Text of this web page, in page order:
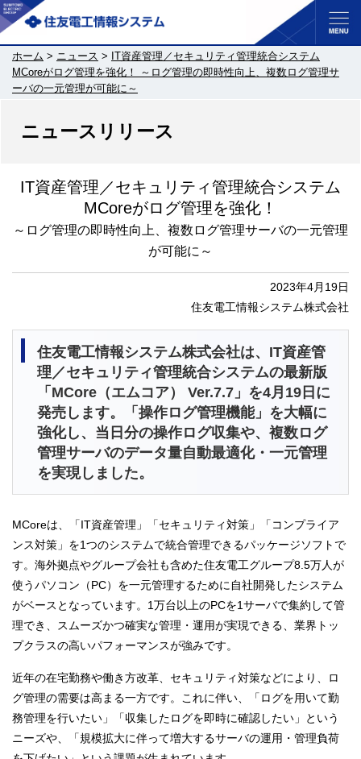
ホーム > ニュース > IT資産管理／セキュリティ管理統合システム
MCoreがログ管理を強化！ ～ログ管理の即時性向上、複数ログ管理サ
ーバの一元管理が可能に～
ニュースリリース
IT資産管理／セキュリティ管理統合システム
MCoreがログ管理を強化！
～ログ管理の即時性向上、複数ログ管理サーバの一元管理
が可能に～
2023年4月19日
住友電工情報システム株式会社
住友電工情報システム株式会社は、IT資産管
理／セキュリティ管理統合システムの最新版
「MCore（エムコア） Ver.7.7」を4月19日に
発売します。「操作ログ管理機能」を大幅に
強化し、当日分の操作ログ収集や、複数ログ
管理サーバのデータ量自動最適化・一元管理
を実現しました。
MCoreは、「IT資産管理」「セキュリティ対策」「コンプライア
ンス対策」を1つのシステムで統合管理できるパッケージソフトで
す。海外拠点やグループ会社も含めた住友電工グループ8.5万人が
使うパソコン（PC）を一元管理するために自社開発したシステム
がベースとなっています。1万台以上のPCを1サーバで集約して管
理でき、スムーズかつ確実な管理・運用が実現できる、業界トッ
プクラスの高いパフォーマンスが強みです。
近年の在宅勤務や働き方改革、セキュリティ対策などにより、ロ
グ管理の需要は高まる一方です。これに伴い、「ログを用いて勤
務管理を行いたい」「収集したログを即時に確認したい」という
ニーズや、「規模拡大に伴って増大するサーバの運用・管理負荷